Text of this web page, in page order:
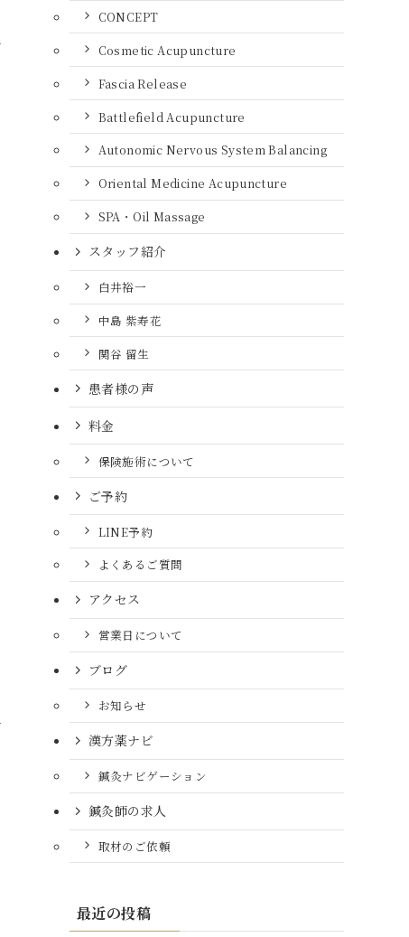
CONCEPT
Cosmetic Acupuncture
Fascia Release
Battlefield Acupuncture
Autonomic Nervous System Balancing
Oriental Medicine Acupuncture
SPA・Oil Massage
スタッフ紹介
白井裕一
中島 紫寿花
関谷 留生
患者様の声
料金
保険施術について
ご予約
LINE予約
よくあるご質問
アクセス
営業日について
ブログ
お知らせ
漢方薬ナビ
鍼灸ナビゲーション
鍼灸師の求人
取材のご依頼
最近の投稿